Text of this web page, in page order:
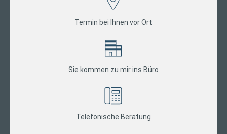
Termin bei Ihnen vor Ort
Sie kommen zu mir ins Büro
Telefonische Beratung